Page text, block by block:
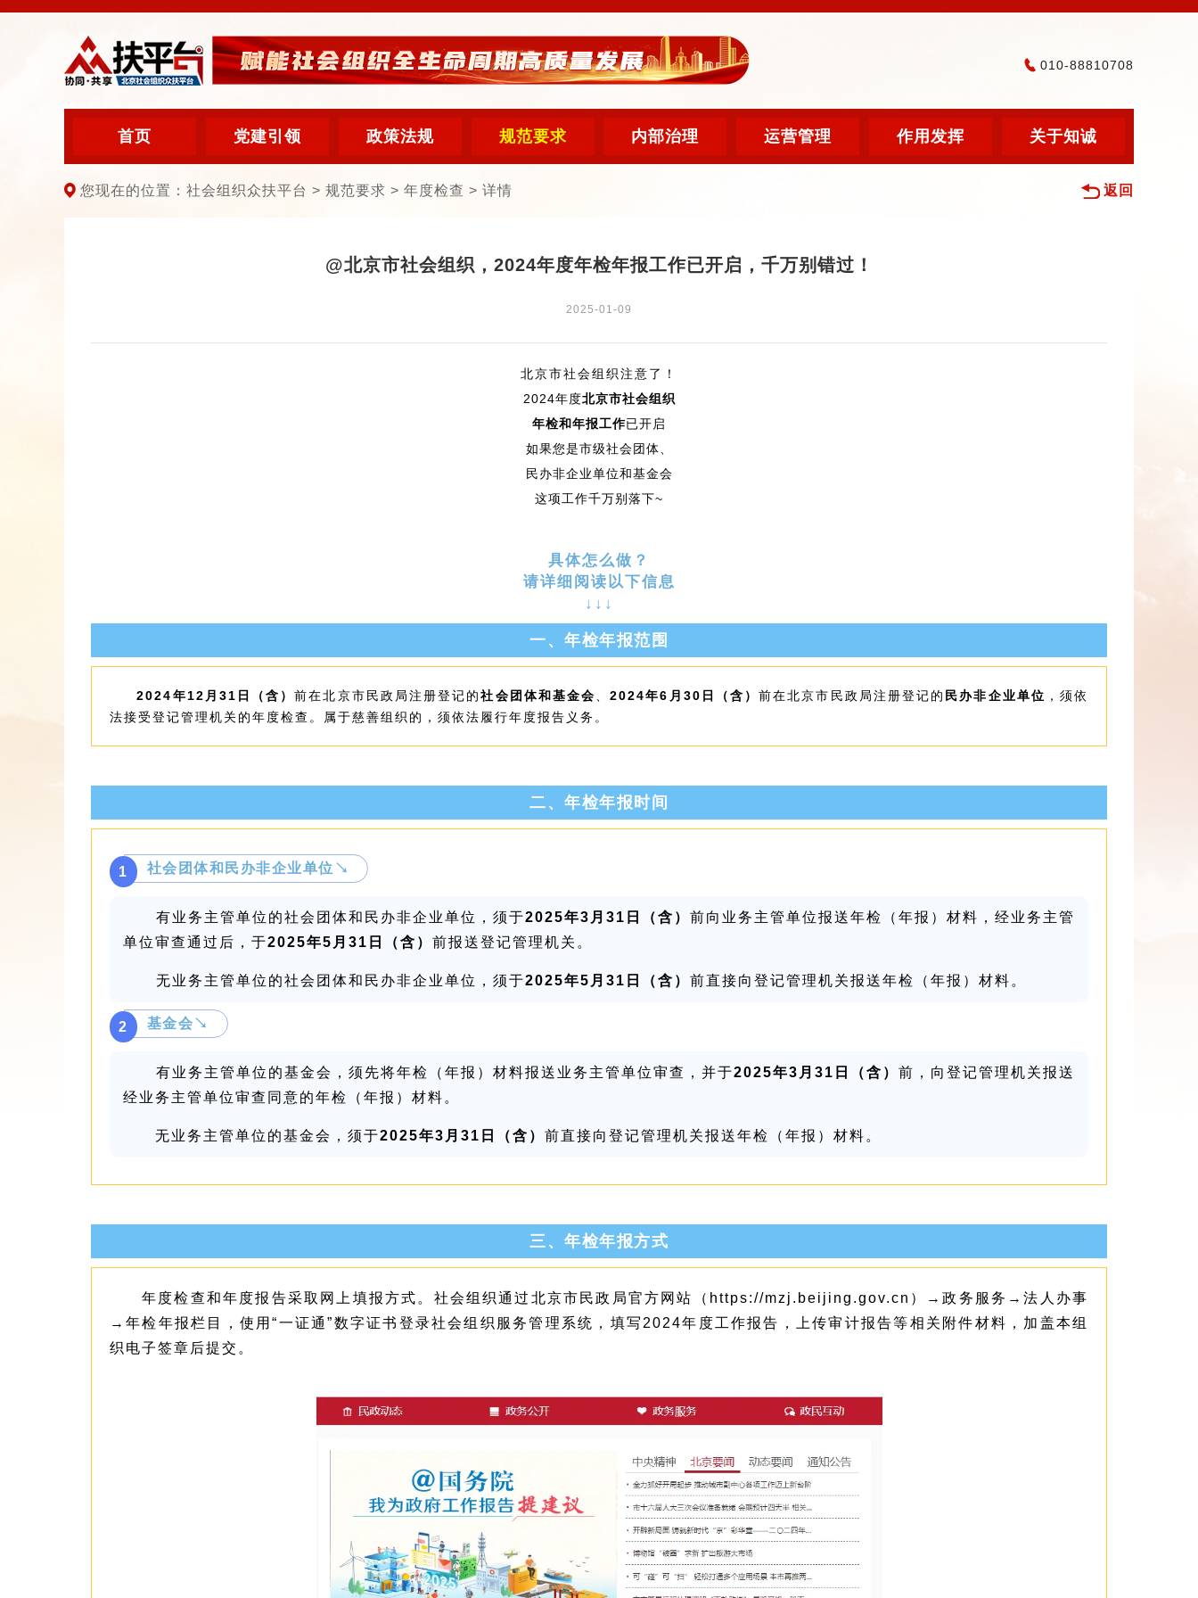
010-88810708
首页 党建引领 政策法规 规范要求 内部治理 运营管理 作用发挥 关于知诚
您现在的位置：社会组织众扶平台 > 规范要求 > 年度检查 > 详情 返回
@北京市社会组织，2024年度年检年报工作已开启，千万别错过！
2025-01-09
北京市社会组织注意了！
2024年度北京市社会组织
年检和年报工作已开启
如果您是市级社会团体、
民办非企业单位和基金会
这项工作千万别落下~
具体怎么做？
请详细阅读以下信息
↓↓↓
一、年检年报范围
2024年12月31日（含）前在北京市民政局注册登记的社会团体和基金会 、2024年6月30日（含）前在北京市民政局注册登记的 民办非企业单位 ，须依
法接受登记管理机关的年度检查。属于慈善组织的，须依法履行年度报告义务。
二、年检年报时间
1 社会团体和民办非企业单位↘
有业务主管单位的社会团体和民办非企业单位，须于2025年3月31日（含） 前向业务主管单位报送年检（年报）材料，经业务主管
单位审查通过后，于2025年5月31日（含） 前报送登记管理机关。
无业务主管单位的社会团体和民办非企业单位，须于2025年5月31日（含） 前直接向登记管理机关报送年检（年报）材料。
2 基金会↘
有业务主管单位的基金会，须先将年检（年报）材料报送业务主管单位审查，并于2025年3月31日（含） 前，向登记管理机关报送
经业务主管单位审查同意的年检（年报）材料。
无业务主管单位的基金会，须于2025年3月31日（含） 前直接向登记管理机关报送年检（年报）材料。
三、年检年报方式
年度检查和年度报告采取网上填报方式。社会组织通过北京市民政局官方网站（https://mzj.beijing.gov.cn）→政务服务→法人办事
→年检年报栏目，使用“一证通”数字证书登录社会组织服务管理系统，填写2024年度工作报告，上传审计报告等相关附件材料，加盖本组
织电子签章后提交。